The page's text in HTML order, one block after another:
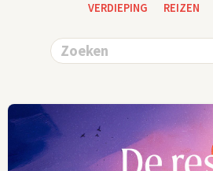
VERDIEPING
REIZEN